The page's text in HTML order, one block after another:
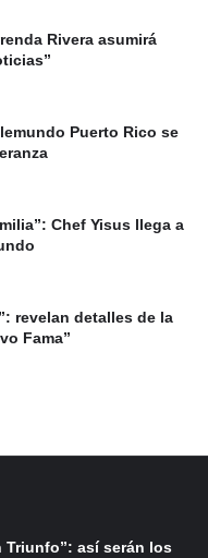
Rivera asumirá
Puerto Rico se
Chef Yisus llega a
revelan detalles de la
Fama”
Triunfo”: así serán los